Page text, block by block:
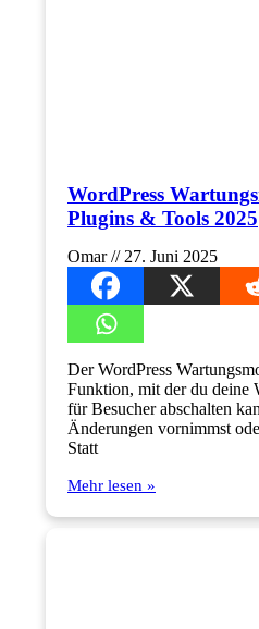
WordPress
Plugins & Tools 2025
Omar 27. Juni 2025
Der WordPress
Funktion, mit der du deine
für Besucher abschalten
Änderungen vornimmst
Statt
Mehr lesen »